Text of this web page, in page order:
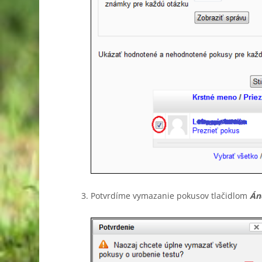
Potvrdíme vymazanie pokusov tlačidlom